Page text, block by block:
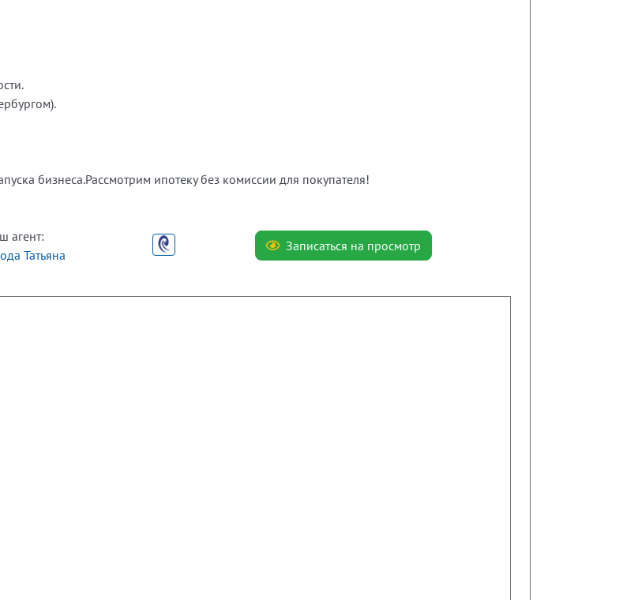
бизнеса.Рассмотрим ипотеку без комиссии для покупателя!
агент:
Татьяна
Записаться на просмотр